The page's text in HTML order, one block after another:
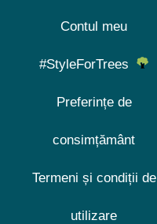
Contul meu
#StyleForTrees
Preferințe de
consimțământ
Termeni și condiții de
utilizare